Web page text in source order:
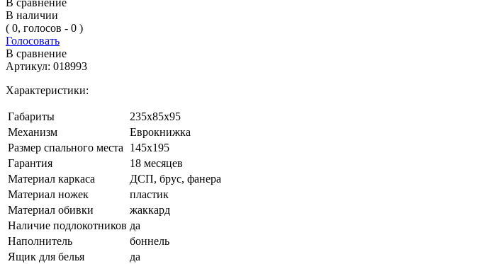
В наличии
( 0, голосов - 0 )
Голосовать
В сравнение
Артикул: 018993
Характеристики:
Габариты
235х85х95
Механизм
Еврокнижка
Размер спального места
145х195
Гарантия
18 месяцев
Материал каркаса
ДСП, брус, фанера
Материал ножек
пластик
Материал обивки
жаккард
Наличие подлокотников да
Наполнитель
боннель
Ящик для белья
да